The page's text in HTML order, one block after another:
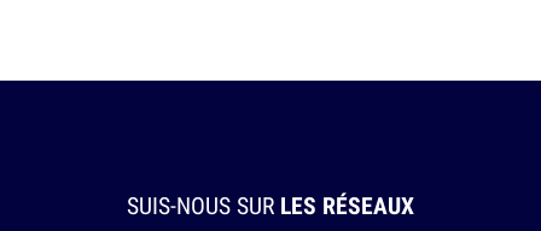
SUIS-NOUS SUR LES RÉSEAUX